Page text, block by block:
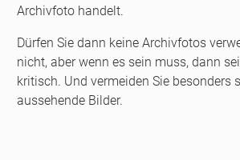
Archivfoto handelt.
Dürfen Sie dann keine Archivfotos
nicht, aber wenn es sein muss, dann
kritisch. Und vermeiden Sie besonders
aussehende Bilder.